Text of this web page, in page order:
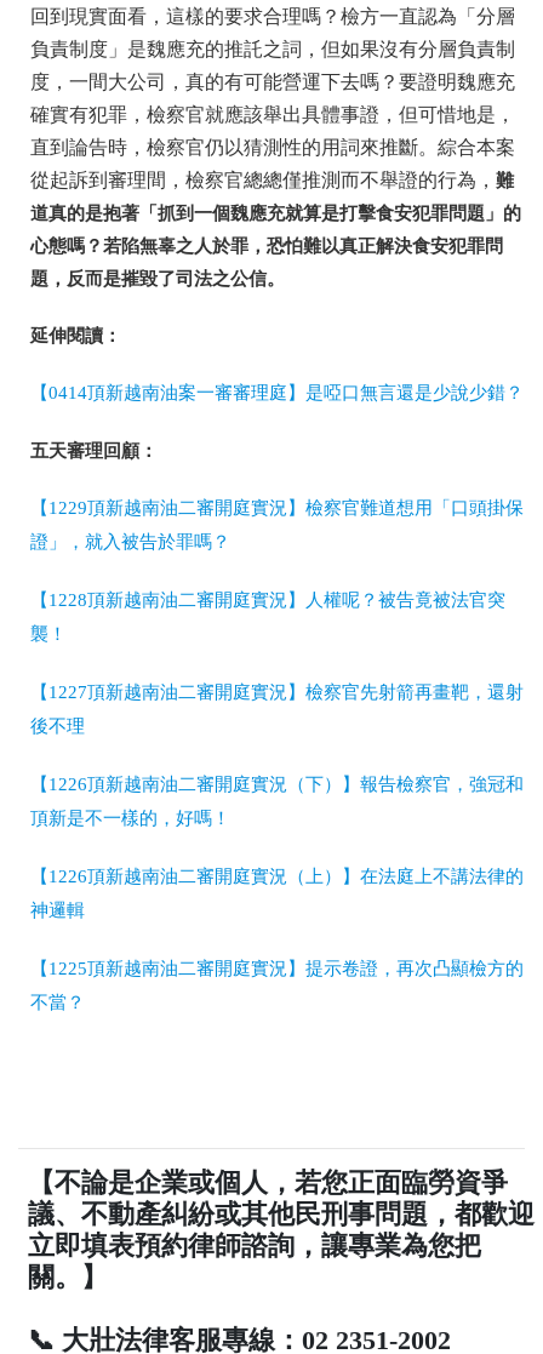
回到現實面看，這樣的要求合理嗎？檢方一直認為「分層
負責制度」是魏應充的推託之詞，但如果沒有分層負責制
度，一間大公司，真的有可能營運下去嗎？要證明魏應充
確實有犯罪，檢察官就應該舉出具體事證，但可惜地是，
直到論告時，檢察官仍以猜測性的用詞來推斷。綜合本案
從起訴到審理間，檢察官總總僅推測而不舉證的行為， 難
道真的是抱著「抓到一個魏應充就算是打擊食安犯罪問題」的
心態嗎？若陷無辜之人於罪，恐怕難以真正解決食安犯罪問
題，反而是摧毀了司法之公信。
延伸閱讀：
【0414頂新越南油案一審審理庭】是啞口無言還是少說少錯？
五天審理回顧：
【1229頂新越南油二審開庭實況】檢察官難道想用「口頭掛保
證」，就入被告於罪嗎？
【1228頂新越南油二審開庭實況】人權呢？被告竟被法官突
襲！
【1227頂新越南油二審開庭實況】檢察官先射箭再畫靶，還射
後不理
【1226頂新越南油二審開庭實況（下）】報告檢察官，強冠和
頂新是不一樣的，好嗎！
【1226頂新越南油二審開庭實況（上）】在法庭上不講法律的
神邏輯
【1225頂新越南油二審開庭實況】提示卷證，再次凸顯檢方的
不當？
【不論是企業或個人，若您正面臨勞資爭
議、不動產糾紛或其他民刑事問題，都歡迎
立即填表預約律師諮詢，讓專業為您把
關。】
📞 大壯法律客服專線：02 2351-2002